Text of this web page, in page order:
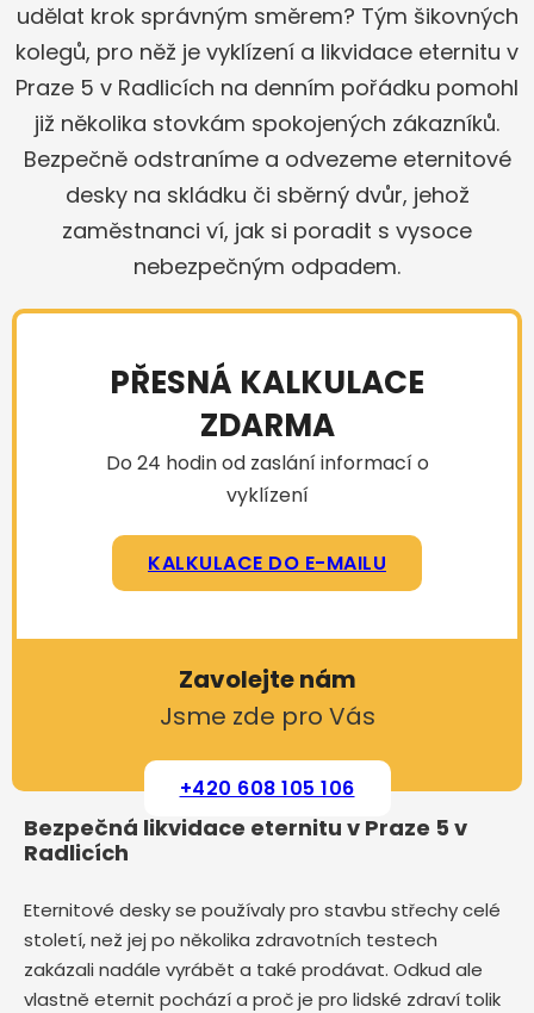
udělat krok správným směrem? Tým šikovných
kolegů, pro něž je vyklízení a likvidace eternitu v
Praze 5 v Radlicích na denním pořádku pomohl
již několika stovkám spokojených zákazníků.
Bezpečně odstraníme a odvezeme eternitové
desky na skládku či sběrný dvůr, jehož
zaměstnanci ví, jak si poradit s vysoce
nebezpečným odpadem.
PŘESNÁ KALKULACE
ZDARMA
Do 24 hodin od zaslání informací o
vyklízení
KALKULACE DO E-MAILU
Zavolejte nám
Jsme zde pro Vás
+420 608 105 106
Bezpečná likvidace eternitu v Praze 5 v
Radlicích
Eternitové desky se používaly pro stavbu střechy celé
století, než jej po několika zdravotních testech
zakázali nadále vyrábět a také prodávat. Odkud ale
vlastně eternit pochází a proč je pro lidské zdraví tolik